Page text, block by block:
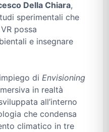
Della Chiara,
sperimentali che
possa
e insegnare
di Envisioning
in realtà
all’interno
che condensa
climatico in tre